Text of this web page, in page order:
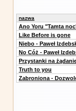
nazwa
Ano Yoru "Tamta
Like Before is gone
Niebo - Paweł
No Cóż - Paweł
Przystanki na
Truth to you
Zabroniona -